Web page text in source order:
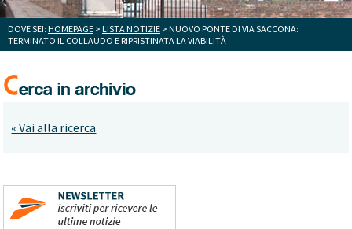
DOVE SEI: HOMEPAGE > LISTA NOTIZIE > NUOVO PONTE DI VIA SACCONA:
TERMINATO IL COLLAUDO E RIPRISTINATA LA VIABILITÀ
« Vai alla ricerca